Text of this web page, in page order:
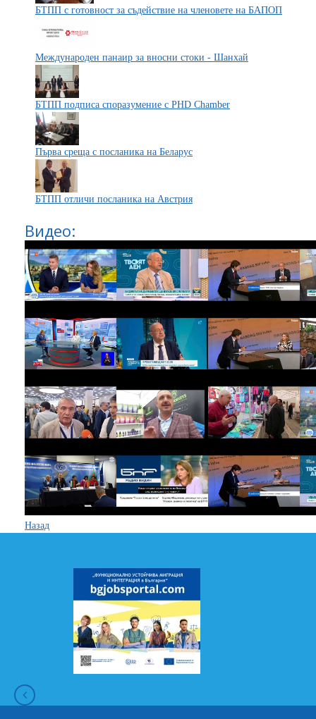
БТПП с готовност за съдействие на членовете на БАПОП
Международен панаир за вносни стоки - Шанхай
БТПП подписа споразумение с PHD Chamber
Първа среща с посланика на Беларус
БТПП отличи посланика на Австрия
Видео:
Назад